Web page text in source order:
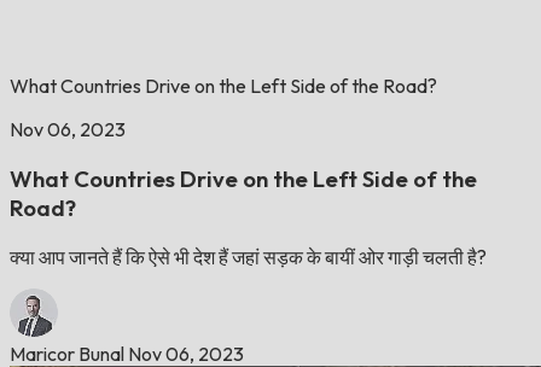
What Countries Drive on the Left Side of the Road?
Nov 06, 2023
What Countries Drive on the Left Side of the
Road?
क्या आप जानते हैं कि ऐसे भी देश हैं जहां सड़क के बायीं ओर गाड़ी चलती है?
Maricor Bunal Nov 06, 2023